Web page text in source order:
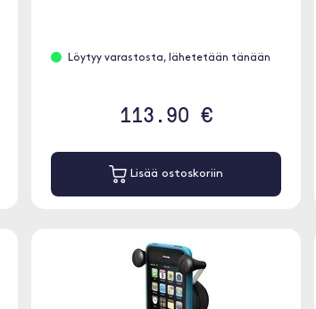
Löytyy varastosta, lähetetään tänään
113.90 €
Lisää ostoskoriin